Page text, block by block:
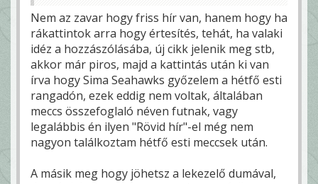
Nem az zavar hogy friss hír van, hanem hogy ha
rákattintok arra hogy értesítés, tehát, ha valaki
idéz a hozzászólásába, új cikk jelenik meg stb,
akkor már piros, majd a kattintás után ki van
írva hogy Sima Seahawks győzelem a hétfő esti
rangadón, ezek eddig nem voltak, általában
meccs összefoglaló néven futnak, vagy
legalábbis én ilyen "Rövid hír"-el még nem
nagyon találkoztam hétfő esti meccsek után.
A másik meg hogy jöhetsz a lekezelő dumával,